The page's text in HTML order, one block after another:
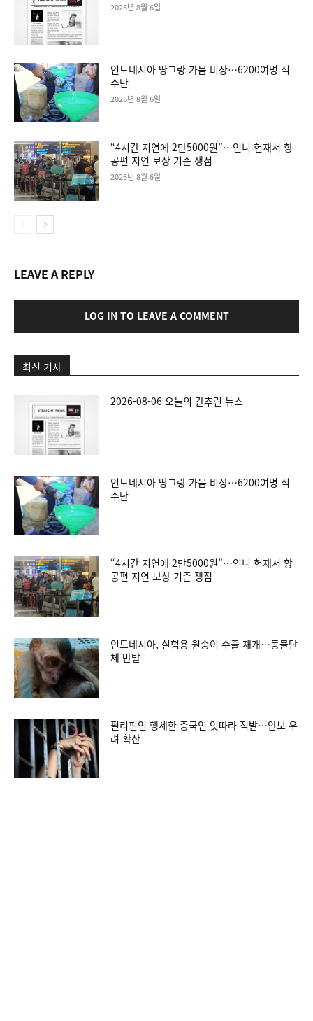
2026년 8월 6일
인도네시아 땅그랑 가뭄 비상…6200여명 식
수난
2026년 8월 6일
“4시간 지연에 2만5000원”…인니 헌재서 항
공편 지연 보상 기준 쟁점
2026년 8월 6일
LEAVE A REPLY
LOG IN TO LEAVE A COMMENT
최신 기사
2026-08-06 오늘의 간추린 뉴스
인도네시아 땅그랑 가뭄 비상…6200여명 식
수난
“4시간 지연에 2만5000원”…인니 헌재서 항
공편 지연 보상 기준 쟁점
인도네시아, 실험용 원숭이 수출 재개…동물단
체 반발
필리핀인 행세한 중국인 잇따라 적발…안보 우
려 확산